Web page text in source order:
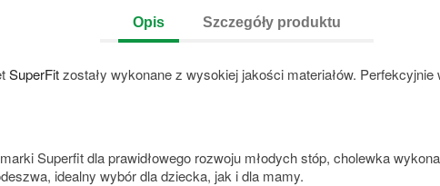
Opis Szczegóły produktu
SuperFitzostały wykonane z wysokiej jakości materiałów.
Superfit dla prawidłowego rozwoju młodych stóp, cholewka
idealny wybór dla dziecka, jak i dla mamy.